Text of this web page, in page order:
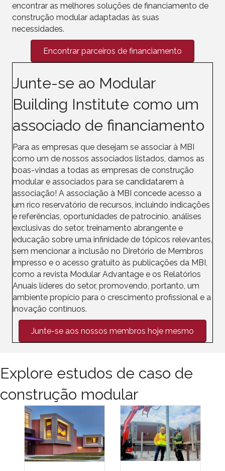
encontrar as melhores soluções de financiamento de
construção modular adaptadas às suas
necessidades.
Encontrar parceiros de financiamento
Junte-se ao Modular
Building Institute como um
associado de financiamento
Para as empresas que desejam se associar à MBI
como um de nossos associados listados, damos as
boas-vindas a todas as empresas de construção
modular e associados para se candidatarem à
associação! A associação à MBI concede acesso a
um rico reservatório de recursos, incluindo indicações
e referências, oportunidades de patrocínio, análises
exclusivas do setor, treinamento abrangente e
educação sobre uma infinidade de tópicos relevantes,
sem mencionar a inclusão no Diretório de Membros
impresso e o acesso gratuito às publicações da MBI,
como a revista Modular Advantage e os Relatórios
Anuais líderes do setor, promovendo, portanto, um
ambiente propício para o crescimento profissional e a
inovação contínuos.
Junte-se aos nossos membros hoje mesmo
Explore estudos de caso de
construção modular